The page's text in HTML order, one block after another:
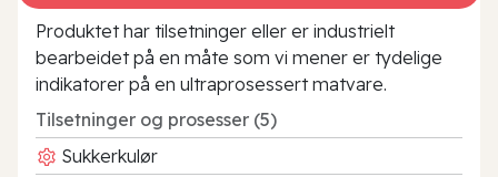
Produktet har tilsetninger eller er industrielt
bearbeidet på en måte som vi mener er tydelige
indikatorer på en ultraprosessert matvare.
Tilsetninger og prosesser (5)
Sukkerkulør